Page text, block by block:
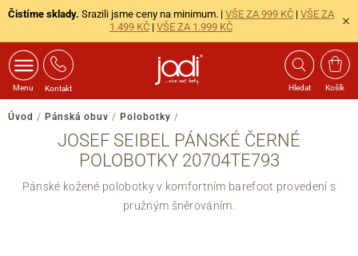
Čistíme sklady. Srazili jsme ceny na minimum. | VŠE ZA 999 KČ | VŠE ZA
1.499 KČ | VŠE ZA 1.999 KČ
Menu Kontakt Hledat Košík
Úvod / Pánská obuv / Polobotky /
JOSEF SEIBEL PÁNSKÉ ČERNÉ
POLOBOTKY 20704TE793
Pánské kožené polobotky v komfortním barefoot provedení s
pružným šněrováním.